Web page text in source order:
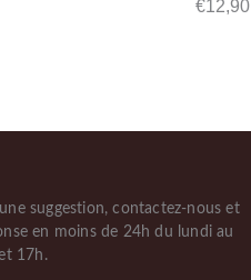
€12,90
suggestion, contactez-nous et
en moins de 24h du lundi au
17h.